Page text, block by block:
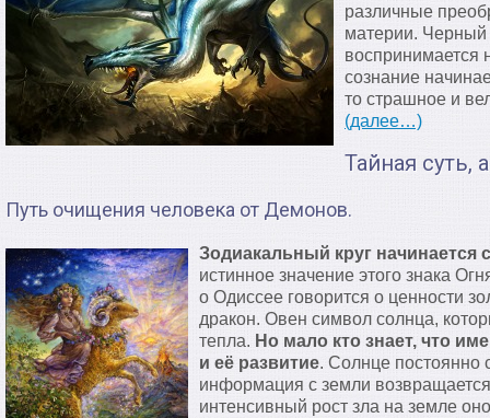
различные
материи. Черный
воспринимается
сознание
то страшное и
(далее…)
Тайная суть,
Путь очищения человека от Демонов.
Зодиакальный круг начинается
истинное значение этого знака
о Одиссее говорится о ценности
дракон. Овен символ солнца,
тепла. Но мало кто знает, что
и её развитие. Солнце постоянно
информация с земли
интенсивный рост зла на земле